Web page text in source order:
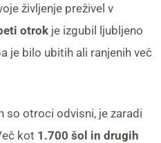
življenje preživel v
otrok je izgubil ljubljeno
je bilo ubitih ali ranjenih več
so otroci odvisni, je zaradi
kot 1.700 šol in drugih